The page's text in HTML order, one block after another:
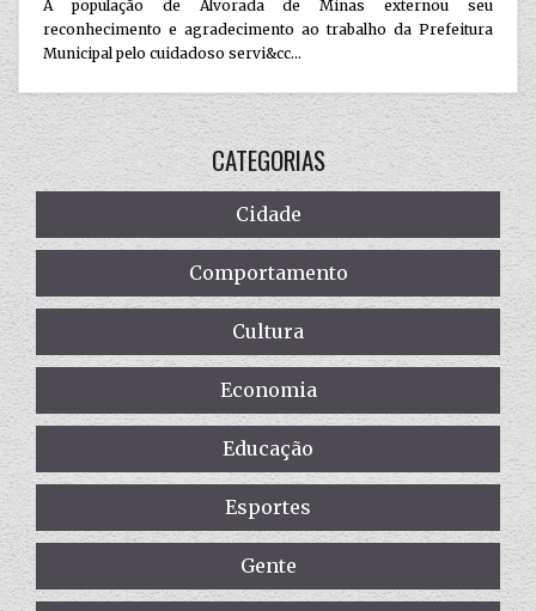
A população de Alvorada de Minas externou seu
reconhecimento e agradecimento ao trabalho da Prefeitura
Municipal pelo cuidadoso servi&cc...
CATEGORIAS
Cidade
Comportamento
Cultura
Economia
Educação
Esportes
Gente